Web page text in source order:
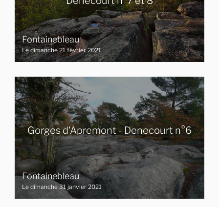
Fontainebleau
Le dimanche 21 février 2021
Gorges d'Apremont - Denecourt n°6
Fontainebleau
Le dimanche 31 janvier 2021